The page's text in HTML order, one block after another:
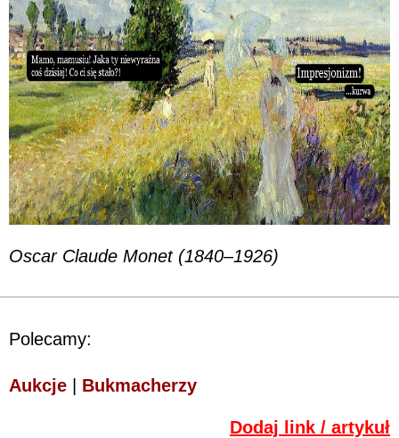
Oscar Claude Monet (1840–1926)
Polecamy:
Aukcje Bukmacherzy
Dodaj link / artykuł